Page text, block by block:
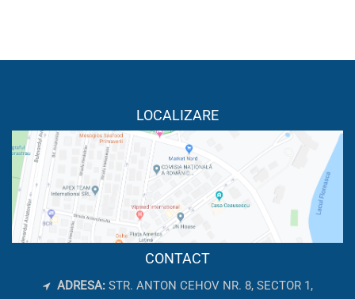
LOCALIZARE
CONTACT
ADRESA: STR. ANTON CEHOV NR. 8, SECTOR 1,